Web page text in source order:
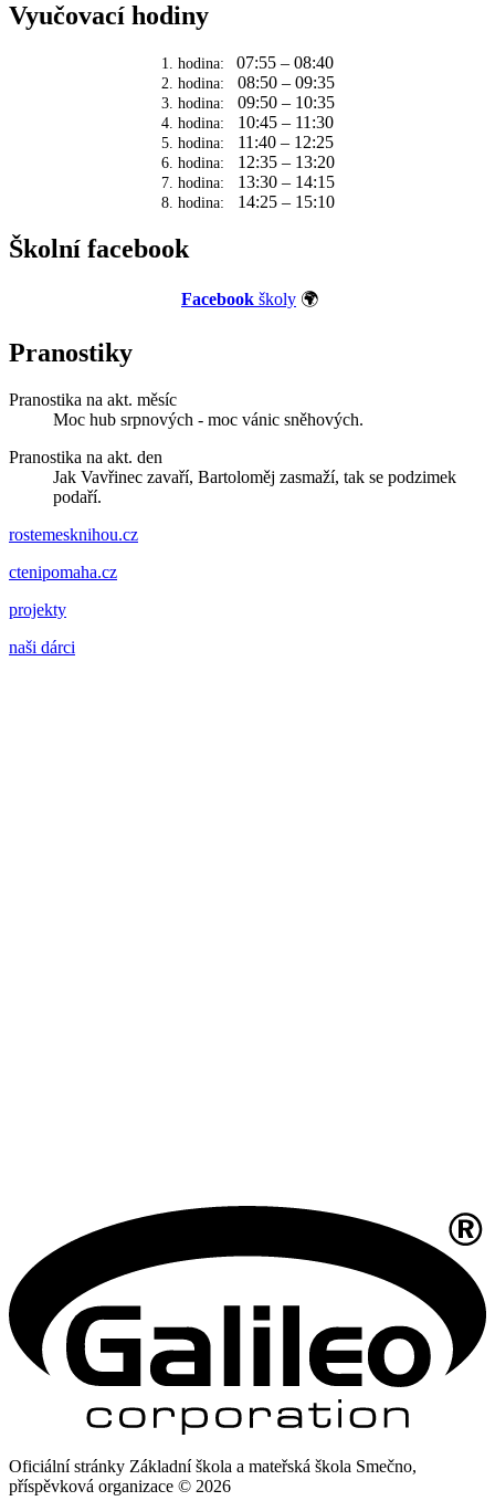
Vyučovací hodiny
1. hodina: 07:55 – 08:40
2. hodina: 08:50 – 09:35
3. hodina: 09:50 – 10:35
4. hodina: 10:45 – 11:30
5. hodina: 11:40 – 12:25
6. hodina: 12:35 – 13:20
7. hodina: 13:30 – 14:15
8. hodina: 14:25 – 15:10
Školní facebook
Facebook školy 🌍
Pranostiky
Pranostika na akt. měsíc
Moc hub srpnových - moc vánic sněhových.
Pranostika na akt. den
Jak Vavřinec zavaří, Bartoloměj zasmaží, tak se podzimek
podaří.
rostemesknihou.cz
ctenipomaha.cz
projekty
naši dárci
Oficiální stránky Základní škola a mateřská škola Smečno,
příspěvková organizace © 2026